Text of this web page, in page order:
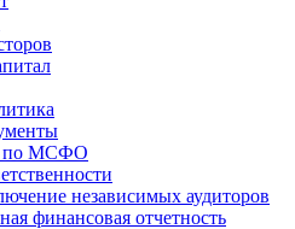
по МСФО
независимых аудиторов
финансовая отчетность